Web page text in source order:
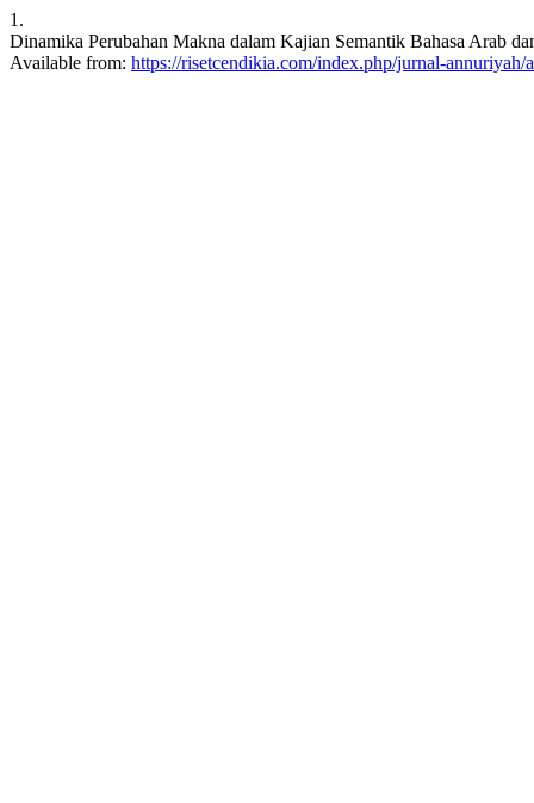
1.
Dinamika Perubahan Makna dalam Kajian Semantik Bahasa Arab
Available from: https://risetcendikia.com/index.php/jurnal-annuriyah/